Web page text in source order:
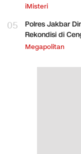
iMisteri
05
Polres Jakbar
Rekondisi di
Megapolitan